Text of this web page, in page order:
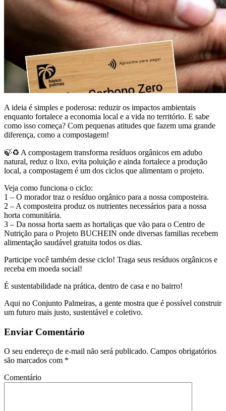
A ideia é simples e poderosa: reduzir os impactos ambientais
enquanto fortalece a economia local e a vida no território. E sabe
como isso começa? Com pequenas atitudes que fazem uma grande
diferença, como a compostagem!
🍃♻️ A compostagem transforma resíduos orgânicos em adubo
natural, reduz o lixo, evita poluição e ainda fortalece a produção
local, a compostagem é um dos ciclos que alimentam o projeto.
Veja como funciona o ciclo:
1 – O morador traz o resíduo orgânico para a nossa composteira.
2 – A composteira produz os nutrientes necessários para a nossa
horta comunitária.
3 – Da nossa horta saem as hortaliças que vão para o Centro de
Nutrição para o Projeto BUCHEIN onde diversas familias recebem
alimentação saudável gratuita todos os dias.
Participe você também desse ciclo! Traga seus resíduos orgânicos e
receba em moeda social!
É sustentabilidade na prática, dentro de casa e no bairro!
Aqui no Conjunto Palmeiras, a gente mostra que é possível construir
um futuro mais justo, sustentável e coletivo.
Enviar Comentário
O seu endereço de e-mail não será publicado. Campos obrigatórios
são marcados com *
Comentário